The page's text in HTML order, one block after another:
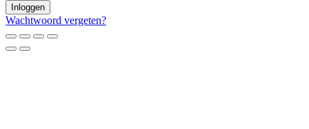
Inloggen
Wachtwoord vergeten?